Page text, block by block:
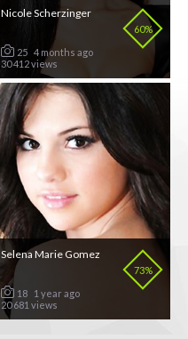
60%
Nicole Scherzinger
25 4 months ago
30 412 views
73%
Selena Marie Gomez
18
1 year ago
20 681 views